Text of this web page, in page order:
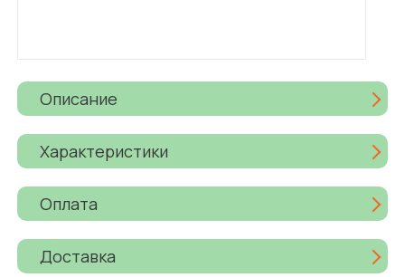
Описание
Характеристики
Оплата
Доставка